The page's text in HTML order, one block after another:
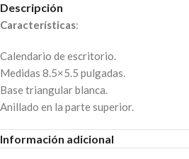
Descripción
Características:
Calendario de escritorio.
Medidas 8.5×5.5 pulgadas.
Base triangular blanca.
Anillado en la parte superior.
Información adicional